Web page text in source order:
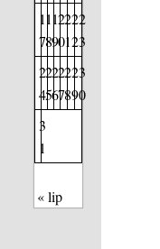
1
7
1
8
1
9
2
0
2
1
2
2
2
3
2
4
2
5
2
6
2
7
2
8
2
9
3
0
3
1
« lip